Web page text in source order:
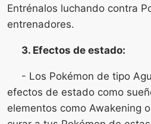
Entrénalos luchando contra
entrenadores.
3. Efectos de estado:
- Los Pokémon de tipo
efectos de estado como
elementos como Awakening